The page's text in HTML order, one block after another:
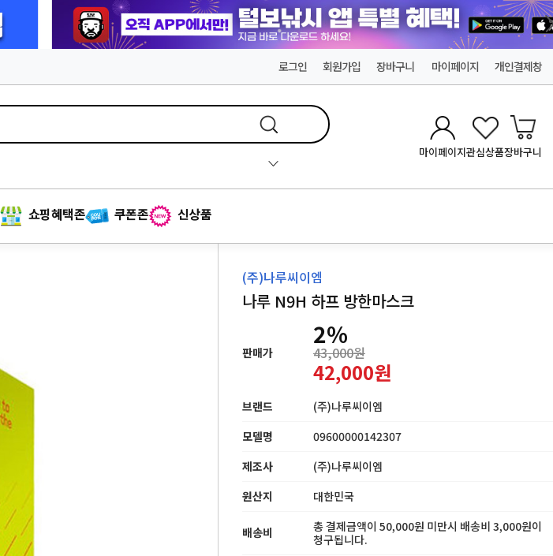
로그인 회원가입 장바구니 마이페이지 개인결제창
마이페이지관심상품장바구니
쇼핑혜택존 쿠폰존 신상품
(주)나루씨이엠
나루 N9H 하프 방한마스크
판매가
2%
43,000원
42,000원
브랜드
(주)나루씨이엠
모델명
09600000142307
제조사
(주)나루씨이엠
원산지
대한민국
배송비
총 결제금액이 50,000원 미만시 배송비 3,000원이
청구됩니다.